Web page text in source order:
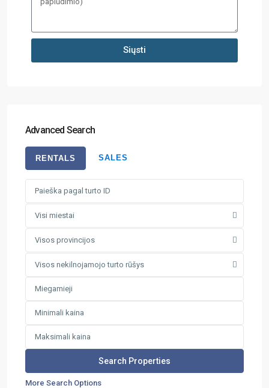
Siųsti
Advanced Search
RENTALS SALES
Visi miestai
Visos provincijos
Visos nekilnojamojo turto rūšys
More Search Options